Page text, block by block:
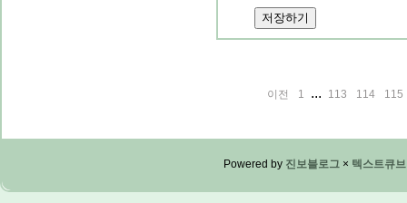
이전 1 ... 113 114 115
Powered by 진보블로그× 텍스트큐브